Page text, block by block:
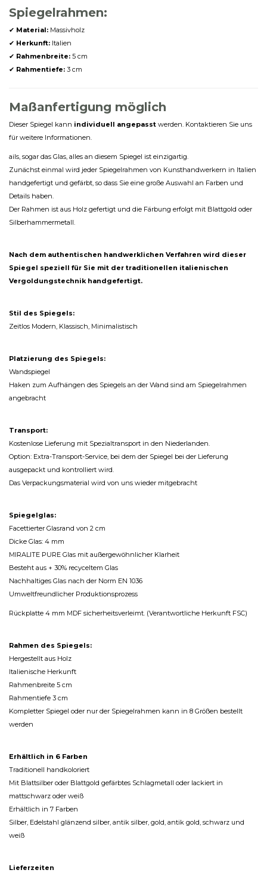
Spiegelrahmen:
✔ Material: Massivholz
✔ Herkunft: Italien
✔ Rahmenbreite: 5 cm
✔ Rahmentiefe: 3 cm
Maßanfertigung möglich
Dieser Spiegel kann individuell angepasst werden. Kontaktieren Sie uns
für weitere Informationen.
ails, sogar das Glas, alles an diesem Spiegel ist einzigartig.
Zunächst einmal wird jeder Spiegelrahmen von Kunsthandwerkern in Italien
handgefertigt und gefärbt, so dass Sie eine große Auswahl an Farben und
Details haben.
Der Rahmen ist aus Holz gefertigt und die Färbung erfolgt mit Blattgold oder
Silberhammermetall.
Nach dem authentischen handwerklichen Verfahren wird dieser
Spiegel speziell für Sie mit der traditionellen italienischen
Vergoldungstechnik handgefertigt.
Stil des Spiegels:
Zeitlos Modern, Klassisch, Minimalistisch
Platzierung des Spiegels:
Wandspiegel
Haken zum Aufhängen des Spiegels an der Wand sind am Spiegelrahmen
angebracht
Transport:
Kostenlose Lieferung mit Spezialtransport in den Niederlanden.
Option: Extra-Transport-Service, bei dem der Spiegel bei der Lieferung
ausgepackt und kontrolliert wird.
Das Verpackungsmaterial wird von uns wieder mitgebracht
Spiegelglas:
Facettierter Glasrand von 2 cm
Dicke Glas: 4 mm
MIRALITE PURE Glas mit außergewöhnlicher Klarheit
Besteht aus + 30% recyceltem Glas
Nachhaltiges Glas nach der Norm EN 1036
Umweltfreundlicher Produktionsprozess
Rückplatte 4 mm MDF sicherheitsverleimt. (Verantwortliche Herkunft FSC)
Rahmen des Spiegels:
Hergestellt aus Holz
Italienische Herkunft
Rahmenbreite 5 cm
Rahmentiefe 3 cm
Kompletter Spiegel oder nur der Spiegelrahmen kann in 8 Größen bestellt
werden
Erhältlich in 6 Farben
Traditionell handkoloriert
Mit Blattsilber oder Blattgold gefärbtes Schlagmetall oder lackiert in
mattschwarz oder weiß
Erhältlich in 7 Farben
Silber, Edelstahl glänzend silber, antik silber, gold, antik gold, schwarz und
weiß
Lieferzeiten